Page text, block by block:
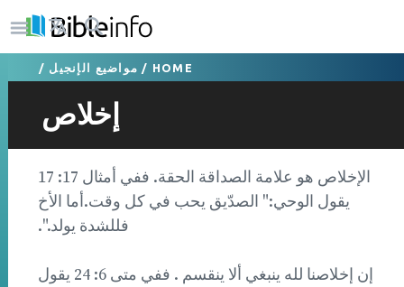
HOME
/ مواضيع الإنجيل /
إخلاص
الإخلاص هو علامة الصداقة الحقة. ففي أمثال 17: 17
يقول الوحي:" الصدّيق يحب في كل وقت.أما الأخ
فللشدة يولد.".
إن إخلاصنا لله ينبغي ألا ينقسم . ففي متى 6: 24 يقول